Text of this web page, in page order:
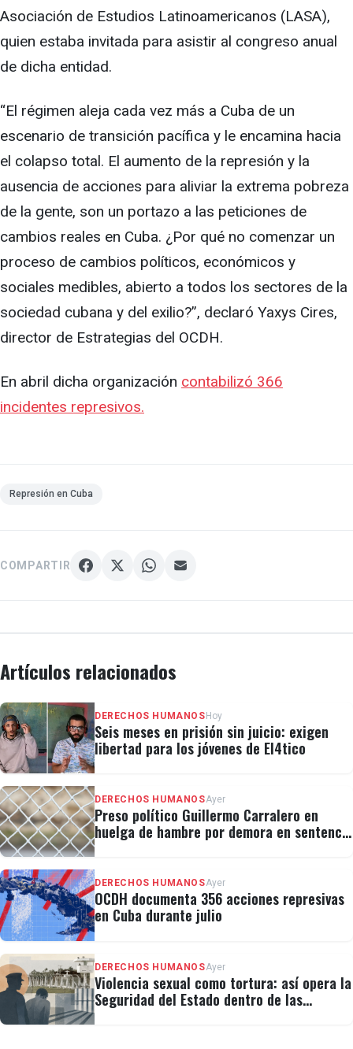
Asociación de Estudios Latinoamericanos (LASA),
quien estaba invitada para asistir al congreso anual
de dicha entidad.
“El régimen aleja cada vez más a Cuba de un
escenario de transición pacífica y le encamina hacia
el colapso total. El aumento de la represión y la
ausencia de acciones para aliviar la extrema pobreza
de la gente, son un portazo a las peticiones de
cambios reales en Cuba. ¿Por qué no comenzar un
proceso de cambios políticos, económicos y
sociales medibles, abierto a todos los sectores de la
sociedad cubana y del exilio?”, declaró Yaxys Cires,
director de Estrategias del OCDH.
En abril dicha organización contabilizó 366
incidentes represivos.
Represión en Cuba
COMPARTIR
Artículos relacionados
DERECHOS HUMANOS Hoy
Seis meses en prisión sin juicio: exigen
libertad para los jóvenes de El4tico
DERECHOS HUMANOSAyer
Preso político Guillermo Carralero en
huelga de hambre por demora en sentencia
DERECHOS HUMANOSAyer
OCDH documenta 356 acciones represivas
en Cuba durante julio
DERECHOS HUMANOSAyer
Violencia sexual como tortura: así opera la
Seguridad del Estado dentro de las